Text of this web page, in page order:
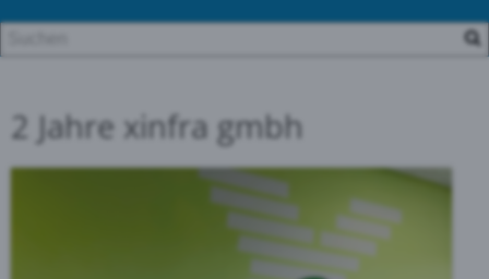
2 Jahre xinfra gmbh